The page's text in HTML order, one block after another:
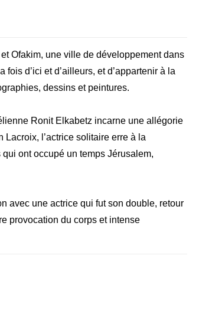
Ofakim, une ville de développement dans
d’ici et d’ailleurs, et d’appartenir à la
dessins et peintures.
Ronit Elkabetz incarne une allégorie
l’actrice solitaire erre à la
ont occupé un temps Jérusalem,
avec une actrice qui fut son double, retour
provocation du corps et intense